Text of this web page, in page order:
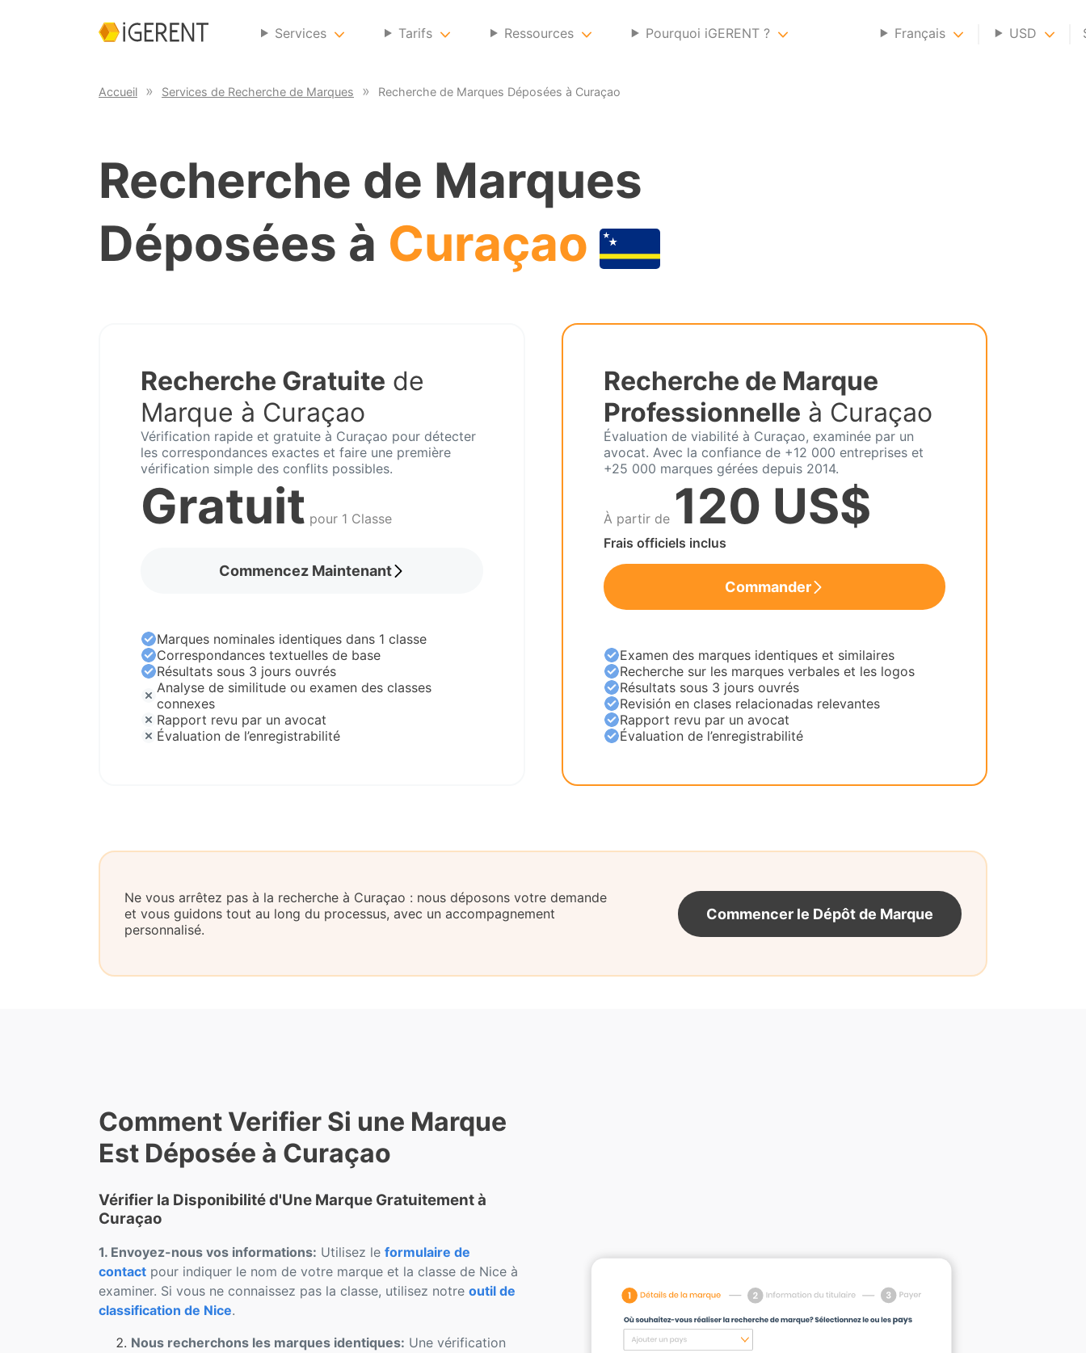
Services Tarifs Ressources Pourquoi iGERENT ? Français USD
Accueil Services de Recherche de Marques Recherche de Marques Déposées à Curaçao
Recherche de Marques
Déposées à Curaçao
Recherche Gratuite de
Marque à Curaçao
Vérification rapide et gratuite à Curaçao pour détecter
les correspondances exactes et faire une première
vérification simple des conflits possibles.
Gratuit pour 1 Classe
Commencez Maintenant
Marques nominales identiques dans 1 classe
Correspondances textuelles de base
Résultats sous 3 jours ouvrés
Analyse de similitude ou examen des classes
connexes
Rapport revu par un avocat
Évaluation de l’enregistrabilité
Recherche de Marque
Professionnelle à Curaçao
Évaluation de viabilité à Curaçao, examinée par un
avocat. Avec la confiance de +12 000 entreprises et
+25 000 marques gérées depuis 2014.
À partir de 120 US$
Frais officiels inclus
Commander
Examen des marques identiques et similaires
Recherche sur les marques verbales et les logos
Résultats sous 3 jours ouvrés
Revisión en clases relacionadas relevantes
Rapport revu par un avocat
Évaluation de l’enregistrabilité
Ne vous arrêtez pas à la recherche à Curaçao : nous déposons votre demande
et vous guidons tout au long du processus, avec un accompagnement
personnalisé.
Commencer le Dépôt de Marque
Comment Verifier Si une Marque
Est Déposée à Curaçao
Vérifier la Disponibilité d'Une Marque Gratuitement à
Curaçao
1. Envoyez-nous vos informations: Utilisez le formulaire de
contact pour indiquer le nom de votre marque et la classe de Nice à
examiner. Si vous ne connaissez pas la classe, utilisez notre outil de
classification de Nice.
Nous recherchons les marques identiques: Une vérification